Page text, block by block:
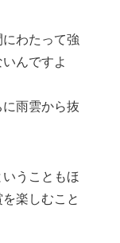
わたって強
んですよ
雨雲から抜
うこともほ
楽しむこと